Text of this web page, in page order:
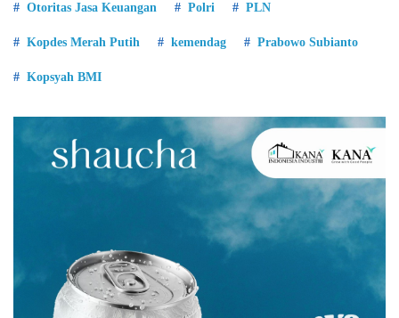
Otoritas Jasa Keuangan Polri PLN
Kopdes Merah Putih kemendag Prabowo Subianto
Kopsyah BMI